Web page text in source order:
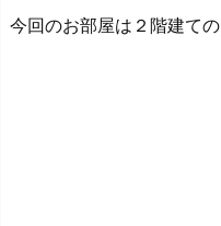
今回のお部屋は２階建ての